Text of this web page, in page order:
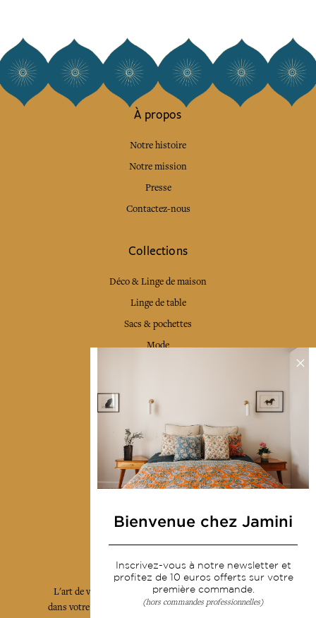
À propos
Notre histoire
Notre mission
Presse
Contactez-nous
Collections
Déco & Linge de maison
Linge de table
Sacs & pochettes
Mode
Livraison & retour
CGV
Devenir revendeur
Notre communauté
L'art de vivre JAMINI raconté avec poésie et élégance
dans votre boîte mail. Inscrivez vous à notre newsletter
Bienvenue chez Jamini
Inscrivez-vous à notre newsletter et
profitez de 10 euros offerts sur votre
première commande.
(hors commandes professionnelles)